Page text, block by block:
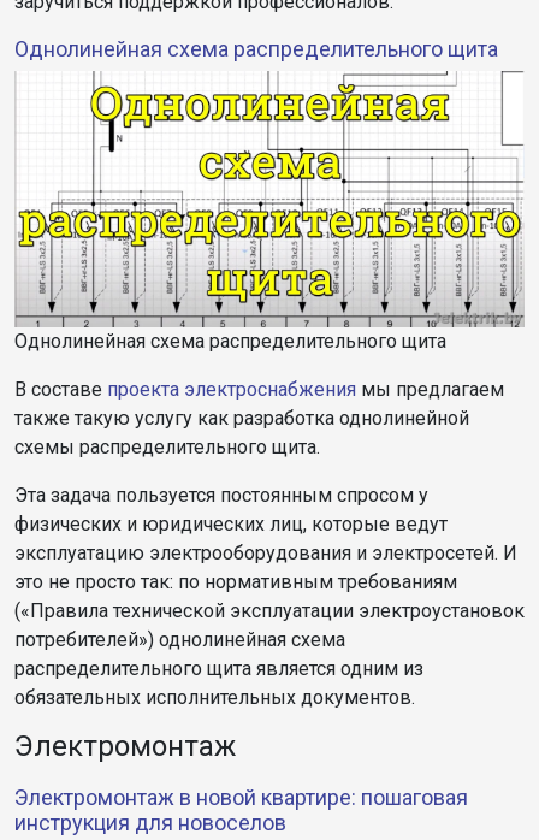
Однолинейная схема распределительного щита
Однолинейная схема распределительного щита
В составе проекта электроснабжения мы предлагаем
также такую услугу как разработка однолинейной
схемы распределительного щита.
Эта задача пользуется постоянным спросом у
физических и юридических лиц, которые ведут
эксплуатацию электрооборудования и электросетей. И
это не просто так: по нормативным требованиям
(«Правила технической эксплуатации электроустановок
потребителей») однолинейная схема
распределительного щита является одним из
обязательных исполнительных документов.
Электромонтаж
Электромонтаж в новой квартире: пошаговая
инструкция для новоселов